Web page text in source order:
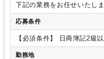
下記の業務をお任せいたしま
入力業務給与計算補助業務
その他付随する作業
ルバイトへも賞与を支給し
応募条件
【必須条件】 日商簿記2級
事務所2年以上経験のある方
勤務地